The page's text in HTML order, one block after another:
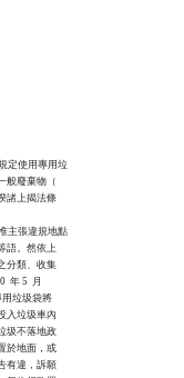
定使用專用垃
般廢棄物（
諸上揭法條
主張違規地點
語。然依上
分類、收集
年 5  月
用垃圾袋將
入垃圾車內
圾不落地政
於地面，或
有違，訴願